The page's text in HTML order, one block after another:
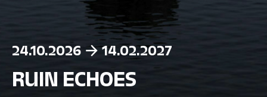
24.10.2026 14.02.2027
RUIN ECHOES